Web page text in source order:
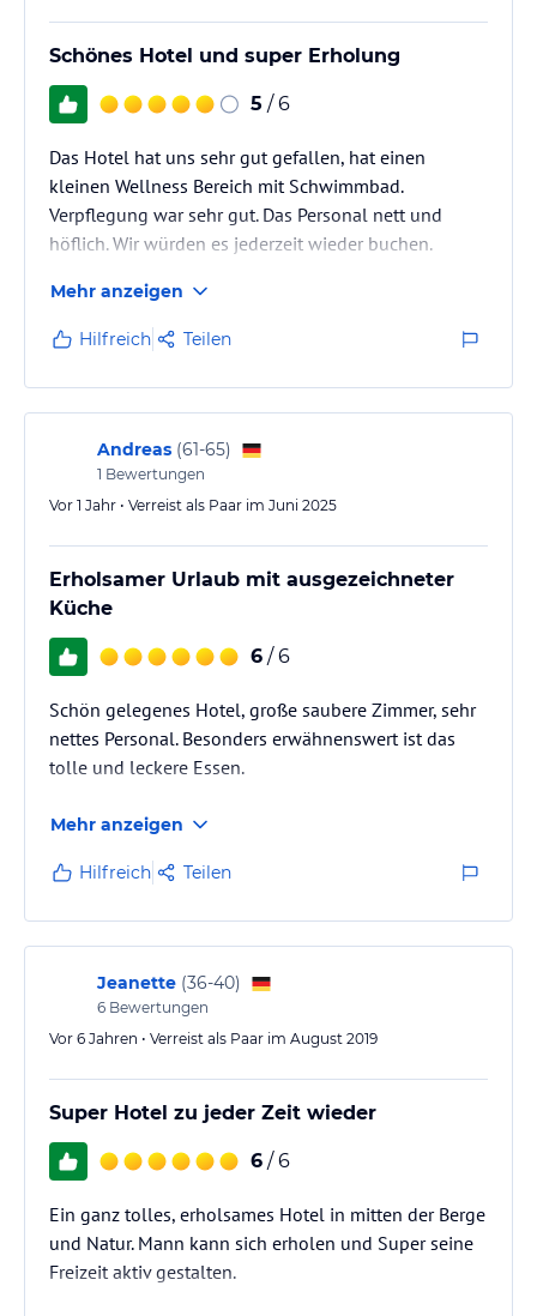
Schönes Hotel und super Erholung
5 / 6
Das Hotel hat uns sehr gut gefallen, hat einen
kleinen Wellness Bereich mit Schwimmbad.
Verpflegung war sehr gut. Das Personal nett und
höflich. Wir würden es jederzeit wieder buchen.
Mehr anzeigen
Hilfreich Teilen
Andreas (61-65)
1 Bewertungen
Vor 1 Jahr • Verreist als Paar im Juni 2025
Erholsamer Urlaub mit ausgezeichneter
Küche
6 / 6
Schön gelegenes Hotel, große saubere Zimmer, sehr
nettes Personal. Besonders erwähnenswert ist das
tolle und leckere Essen.
Mehr anzeigen
Hilfreich Teilen
Jeanette (36-40)
6 Bewertungen
Vor 6 Jahren • Verreist als Paar im August 2019
Super Hotel zu jeder Zeit wieder
6 / 6
Ein ganz tolles, erholsames Hotel in mitten der Berge
und Natur. Mann kann sich erholen und Super seine
Freizeit aktiv gestalten.